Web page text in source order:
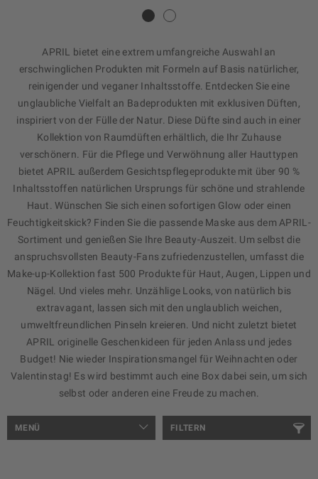
APRIL bietet eine extrem umfangreiche Auswahl an
erschwinglichen Produkten mit Formeln auf Basis natürlicher,
reinigender und veganer Inhaltsstoffe. Entdecken Sie eine
unglaubliche Vielfalt an Badeprodukten mit exklusiven Düften,
inspiriert von der Fülle der Natur. Diese Düfte sind auch in einer
Kollektion von Raumdüften erhältlich, die Ihr Zuhause
verschönern. Für die Pflege und Verwöhnung aller Hauttypen
bietet APRIL außerdem Gesichtspflegeprodukte mit über 90 %
Inhaltsstoffen natürlichen Ursprungs für schöne und strahlende
Haut.Wünschen Sie sich einen sofortigen Glow oder einen
Feuchtigkeitskick? Finden Sie die passende Maske aus dem APRIL-
Sortiment und genießen Sie Ihre Beauty-Auszeit. Um selbst die
anspruchsvollsten Beauty-Fans zufriedenzustellen, umfasst die
Make-up-Kollektion fast 500 Produkte für Haut, Augen, Lippen und
Nägel. Und vieles mehr. Unzählige Looks, von natürlich bis
extravagant, lassen sich mit den unglaublich weichen,
umweltfreundlichen Pinseln kreieren. Und nicht zuletzt bietet
APRIL originelle Geschenkideen für jeden Anlass und jedes
Budget! Nie wieder Inspirationsmangel für Weihnachten oder
Valentinstag! Es wird bestimmt auch eine Box dabei sein, um sich
selbst oder anderen eine Freude zu machen.
FILTERN
MENÜ